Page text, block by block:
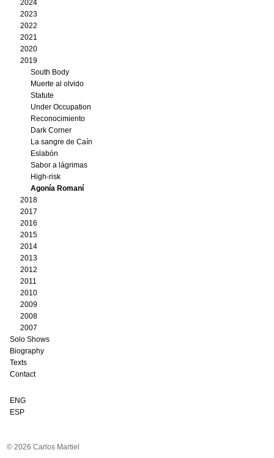
2024
2023
2022
2021
2020
2019
South Body
Muerte al olvido
Statute
Under Occupation
Reconocimiento
Dark Corner
La sangre de Caín
Eslabón
Sabor a lágrimas
High-risk
Agonía Romaní
2018
2017
2016
2015
2014
2013
2012
2011
2010
2009
2008
2007
Solo Shows
Biography
Texts
Contact
ENG
ESP
© 2026 Carlos Martiel